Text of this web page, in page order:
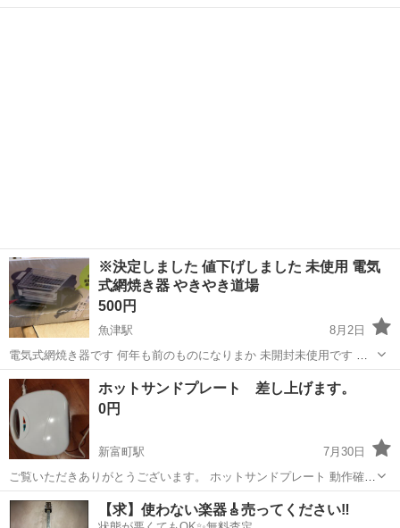
※決定しました 値下げしました 未使用 電気
式網焼き器 やきやき道場
500円
魚津駅
8月2日
電気式網焼き器です 何年も前のものになりまか 未開封未使用です 焼
き鳥や海鮮 イカや餅など焼けるみたいです 1人宴会や室内パーティに
も 取りに来てくださる方に🏠
富山 魚津市 魚津駅 キッチン家電
ホットサンドプレート 差し上げます。
0円
新富町駅
7月30日
ご覧いただきありがとうございます。 ホットサンドプレート 動作確認
済み 商品状態：写真でご確認下さい。 左上留め金破損 使用は可能
その他 保管、使用に伴い傷汚れがあるかもしれませんのでお買い得価
富山 富山市 新富町駅 キッチン家電
【求】使わない楽器🎸売ってください‼️